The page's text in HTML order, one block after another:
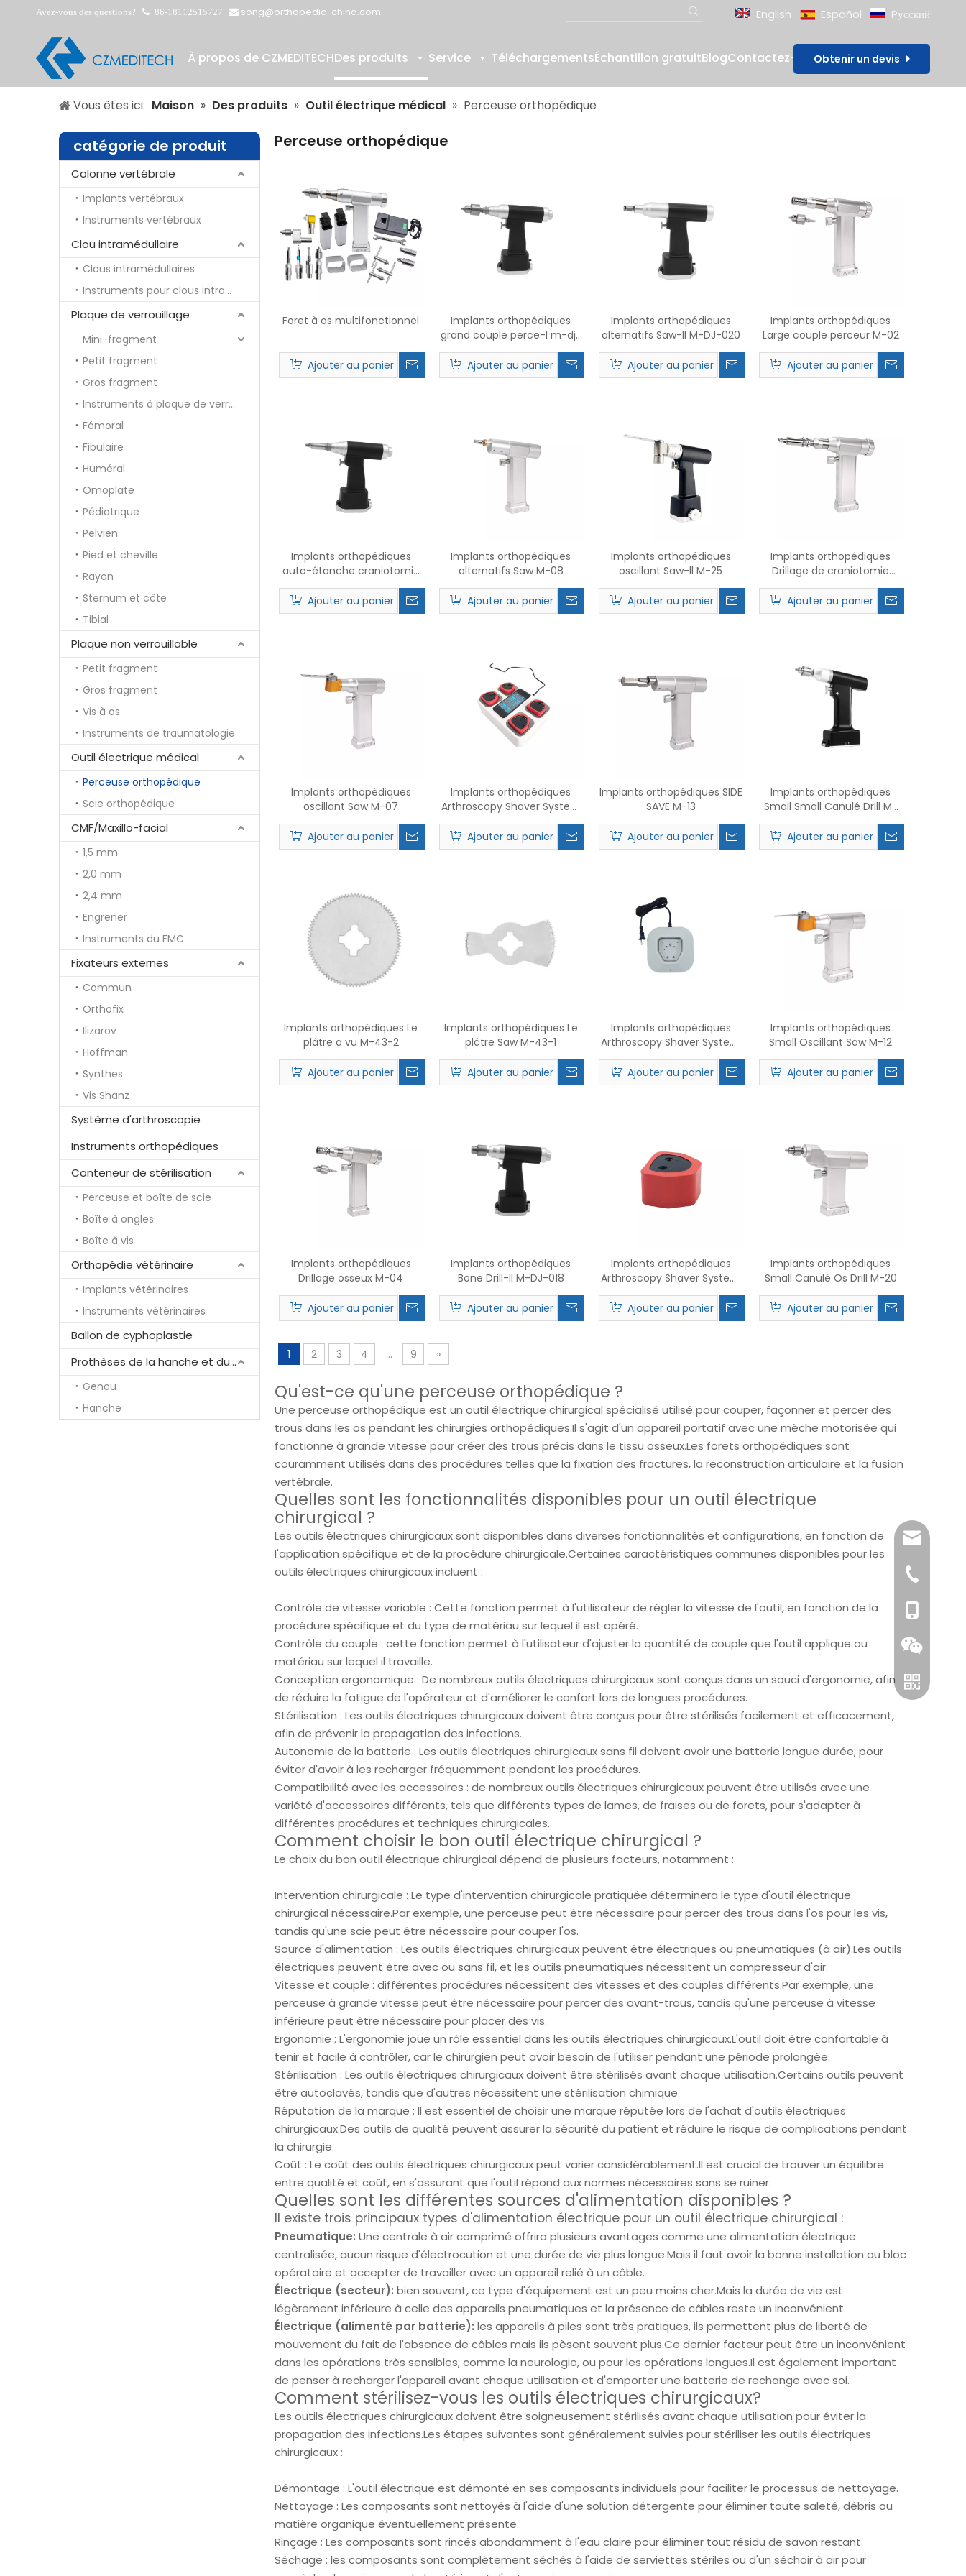
Avez-vous des questions? +86-18112515727  song@orthopedic-china.com English Español Pусский
À propos de CZMEDITECHDes produits Service TéléchargementsÉchantillon gratuitBlogContactez-nousObtenir un devis
Vous êtes ici: Maison » Des produits » Outil électrique médical » Perceuse orthopédique
catégorie de produit
Colonne vertébrale
Implants vertébraux
Instruments vertébraux
Clou intramédullaire
Clous intramédullaires
Instruments pour clous intramédullaires
Plaque de verrouillage
Mini-fragment
Petit fragment
Gros fragment
Instruments à plaque de verrouillage
Fémoral
Fibulaire
Huméral
Omoplate
Pédiatrique
Pelvien
Pied et cheville
Rayon
Sternum et côte
Tibial
Plaque non verrouillable
Petit fragment
Gros fragment
Vis à os
Instruments de traumatologie
Outil électrique médical
Perceuse orthopédique
Scie orthopédique
CMF/Maxillo-facial
1,5 mm
2,0 mm
2,4 mm
Engrener
Instruments du FMC
Fixateurs externes
Commun
Orthofix
Ilizarov
Hoffman
Synthes
Vis Shanz
Système d'arthroscopie
Instruments orthopédiques
Conteneur de stérilisation
Perceuse et boîte de scie
Boîte à ongles
Boîte à vis
Orthopédie vétérinaire
Implants vétérinaires
Instruments vétérinaires
Ballon de cyphoplastie
Prothèses de la hanche et du genou
Genou
Hanche
Perceuse orthopédique
Foret à os multifonctionnel
Ajouter au panier
Implants orthopédiques
grand couple perce-l m-dj-
019
Ajouter au panier
Implants orthopédiques
alternatifs Saw-ll M-DJ-020
Ajouter au panier
Implants orthopédiques
Large couple perceur M-02
Ajouter au panier
Implants orthopédiques
auto-étanche craniotomie
Drill-ll M-DJ-022
Ajouter au panier
Implants orthopédiques
alternatifs Saw M-08
Ajouter au panier
Implants orthopédiques
oscillant Saw-ll M-25
Ajouter au panier
Implants orthopédiques
Drillage de craniotomie
auto-tapissant M-09
Ajouter au panier
Implants orthopédiques
oscillant Saw M-07
Ajouter au panier
Implants orthopédiques
Arthroscopy Shaver System
M-30-14
Ajouter au panier
Implants orthopédiques SIDE
SAVE M-13
Ajouter au panier
Implants orthopédiques
Small Small Canulé Drill M-
39
Ajouter au panier
Implants orthopédiques Le
plâtre a vu M-43-2
Ajouter au panier
Implants orthopédiques Le
plâtre Saw M-43-1
Ajouter au panier
Implants orthopédiques
Arthroscopy Shaver System
M-30-13
Ajouter au panier
Implants orthopédiques
Small Oscillant Saw M-12
Ajouter au panier
Implants orthopédiques
Drillage osseux M-04
Ajouter au panier
Implants orthopédiques
Bone Drill-ll M-DJ-018
Ajouter au panier
Implants orthopédiques
Arthroscopy Shaver System
M-30-12
Ajouter au panier
Implants orthopédiques
Small Canulé Os Drill M-20
Ajouter au panier
1 2 3 4 ... 9 »
Qu'est-ce qu'une perceuse orthopédique ?
Une perceuse orthopédique est un outil électrique chirurgical spécialisé utilisé pour couper, façonner et percer des
trous dans les os pendant les chirurgies orthopédiques.Il s'agit d'un appareil portatif avec une mèche motorisée qui
fonctionne à grande vitesse pour créer des trous précis dans le tissu osseux.Les forets orthopédiques sont
couramment utilisés dans des procédures telles que la fixation des fractures, la reconstruction articulaire et la fusion
vertébrale.
Quelles sont les fonctionnalités disponibles pour un outil électrique
chirurgical ?
Les outils électriques chirurgicaux sont disponibles dans diverses fonctionnalités et configurations, en fonction de
l'application spécifique et de la procédure chirurgicale.Certaines caractéristiques communes disponibles pour les
outils électriques chirurgicaux incluent :
Contrôle de vitesse variable : Cette fonction permet à l'utilisateur de régler la vitesse de l'outil, en fonction de la
procédure spécifique et du type de matériau sur lequel il est opéré.
Contrôle du couple : cette fonction permet à l'utilisateur d'ajuster la quantité de couple que l'outil applique au
matériau sur lequel il travaille.
Conception ergonomique : De nombreux outils électriques chirurgicaux sont conçus dans un souci d'ergonomie, afin
de réduire la fatigue de l'opérateur et d'améliorer le confort lors de longues procédures.
Stérilisation : Les outils électriques chirurgicaux doivent être conçus pour être stérilisés facilement et efficacement,
afin de prévenir la propagation des infections.
Autonomie de la batterie : Les outils électriques chirurgicaux sans fil doivent avoir une batterie longue durée, pour
éviter d'avoir à les recharger fréquemment pendant les procédures.
Compatibilité avec les accessoires : de nombreux outils électriques chirurgicaux peuvent être utilisés avec une
variété d'accessoires différents, tels que différents types de lames, de fraises ou de forets, pour s'adapter à
différentes procédures et techniques chirurgicales.
Comment choisir le bon outil électrique chirurgical ?
Le choix du bon outil électrique chirurgical dépend de plusieurs facteurs, notamment :
Intervention chirurgicale : Le type d'intervention chirurgicale pratiquée déterminera le type d'outil électrique
chirurgical nécessaire.Par exemple, une perceuse peut être nécessaire pour percer des trous dans l'os pour les vis,
tandis qu'une scie peut être nécessaire pour couper l'os.
Source d'alimentation : Les outils électriques chirurgicaux peuvent être électriques ou pneumatiques (à air).Les outils
électriques peuvent être avec ou sans fil, et les outils pneumatiques nécessitent un compresseur d'air.
Vitesse et couple : différentes procédures nécessitent des vitesses et des couples différents.Par exemple, une
perceuse à grande vitesse peut être nécessaire pour percer des avant-trous, tandis qu'une perceuse à vitesse
inférieure peut être nécessaire pour placer des vis.
Ergonomie : L'ergonomie joue un rôle essentiel dans les outils électriques chirurgicaux.L'outil doit être confortable à
tenir et facile à contrôler, car le chirurgien peut avoir besoin de l'utiliser pendant une période prolongée.
Stérilisation : Les outils électriques chirurgicaux doivent être stérilisés avant chaque utilisation.Certains outils peuvent
être autoclavés, tandis que d'autres nécessitent une stérilisation chimique.
Réputation de la marque : Il est essentiel de choisir une marque réputée lors de l'achat d'outils électriques
chirurgicaux.Des outils de qualité peuvent assurer la sécurité du patient et réduire le risque de complications pendant
la chirurgie.
Coût : Le coût des outils électriques chirurgicaux peut varier considérablement.Il est crucial de trouver un équilibre
entre qualité et coût, en s'assurant que l'outil répond aux normes nécessaires sans se ruiner.
Quelles sont les différentes sources d'alimentation disponibles ?
Il existe trois principaux types d'alimentation électrique pour un outil électrique chirurgical :
Pneumatique: Une centrale à air comprimé offrira plusieurs avantages comme une alimentation électrique
centralisée, aucun risque d'électrocution et une durée de vie plus longue.Mais il faut avoir la bonne installation au bloc
opératoire et accepter de travailler avec un appareil relié à un câble.
Électrique (secteur): bien souvent, ce type d'équipement est un peu moins cher.Mais la durée de vie est
légèrement inférieure à celle des appareils pneumatiques et la présence de câbles reste un inconvénient.
Électrique (alimenté par batterie): les appareils à piles sont très pratiques, ils permettent plus de liberté de
mouvement du fait de l'absence de câbles mais ils pèsent souvent plus.Ce dernier facteur peut être un inconvénient
dans les opérations très sensibles, comme la neurologie, ou pour les opérations longues.Il est également important
de penser à recharger l'appareil avant chaque utilisation et d'emporter une batterie de rechange avec soi.
Comment stérilisez-vous les outils électriques chirurgicaux?
Les outils électriques chirurgicaux doivent être soigneusement stérilisés avant chaque utilisation pour éviter la
propagation des infections.Les étapes suivantes sont généralement suivies pour stériliser les outils électriques
chirurgicaux :
Démontage : L'outil électrique est démonté en ses composants individuels pour faciliter le processus de nettoyage.
Nettoyage : Les composants sont nettoyés à l'aide d'une solution détergente pour éliminer toute saleté, débris ou
matière organique éventuellement présente.
Rinçage : Les composants sont rincés abondamment à l'eau claire pour éliminer tout résidu de savon restant.
Séchage : les composants sont complètement séchés à l'aide de serviettes stériles ou d'un séchoir à air pour
+86-519-